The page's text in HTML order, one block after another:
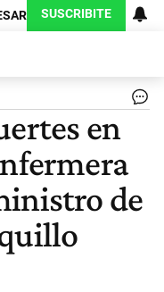
SUSCRIBITE
en
de